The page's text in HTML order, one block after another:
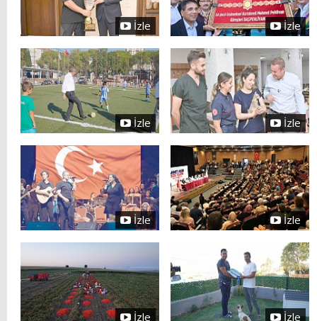
İzle İzle
İzle İzle
İzle İzle
İzle İzle